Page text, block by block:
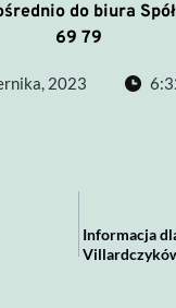
do biura
69 79
2023
Informacja